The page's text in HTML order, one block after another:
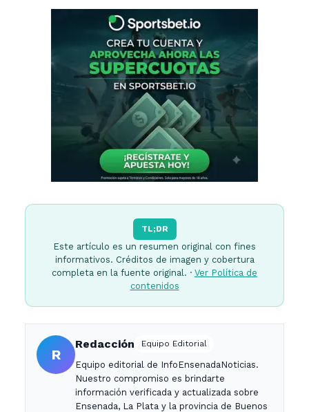
TL;DR
Este artículo es un resumen original con fines
informativos. Créditos de imagen y cobertura
completa en la fuente original. · Ver Política de
contenidos
R
Redacción Equipo Editorial
Equipo editorial de InfoEnsenadaNoticias.
Nuestro compromiso es brindarte
información verificada y actualizada sobre
Ensenada, La Plata y la provincia de Buenos